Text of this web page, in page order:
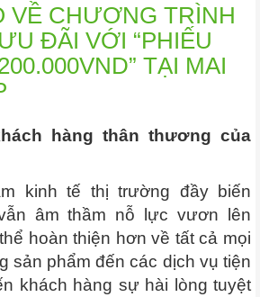
VỀ CHƯƠNG TRÌNH
ĐÃI VỚI “PHIẾU
TẠI MAI
hàng thân thương của
kinh tế thị trường đầy biến
âm thầm nỗ lực vươn lên
hoàn thiện hơn về tất cả mọi
sản phẩm đến các dịch vụ tiện
khách hàng sự hài lòng tuyệt